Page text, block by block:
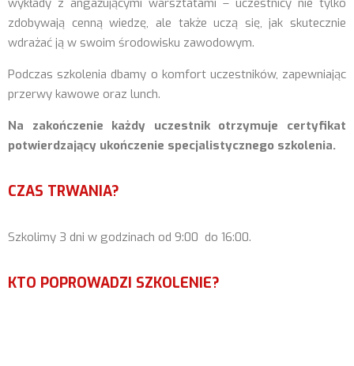
zdobywają cenną wiedzę, ale także uczą się, jak skutecznie
wdrażać ją w swoim środowisku zawodowym.
Podczas szkolenia dbamy o komfort uczestników, zapewniając
przerwy kawowe oraz lunch.
Na zakończenie każdy uczestnik otrzymuje certyfikat
potwierdzający ukończenie specjalistycznego szkolenia.
CZAS TRWANIA?
Szkolimy 3 dni w godzinach od 9:00 do 16:00.
KTO POPROWADZI SZKOLENIE?